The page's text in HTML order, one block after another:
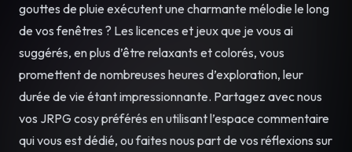
gouttes de pluie exécutent une charmante mélodie le long
de vos fenêtres ? Les licences et jeux que je vous ai
suggérés, en plus d’être relaxants et colorés, vous
promettent de nombreuses heures d’exploration, leur
durée de vie étant impressionnante. Partagez avec nous
vos JRPG cosy préférés en utilisant l’espace commentaire
qui vous est dédié, ou faites nous part de vos réflexions sur